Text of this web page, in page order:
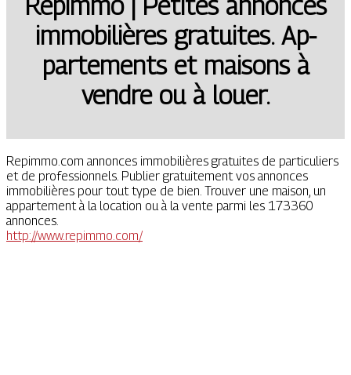
im­mobi­lières gratuites. Ap­
par­te­ments et maisons à
vendre ou à louer.
Repimmo.com annonces immobilières gratuites de particuliers
et de professionnels. Publier gratuitement vos annonces
immobilières pour tout type de bien. Trouver une maison, un
appartement à la location ou à la vente parmi les 173360
annonces.
http://www.repimmo.com/